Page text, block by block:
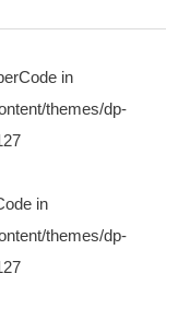
in
themes/dp-
in
themes/dp-